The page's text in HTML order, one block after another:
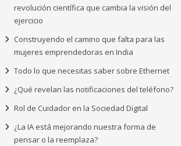
revolución científica que cambia la visión del
ejercicio
Construyendo el camino que falta para las
mujeres emprendedoras en India
Todo lo que necesitas saber sobre Ethernet
¿Qué revelan las notificaciones del teléfono?
Rol de Cuidador en la Sociedad Digital
¿La IA está mejorando nuestra forma de
pensar o la reemplaza?